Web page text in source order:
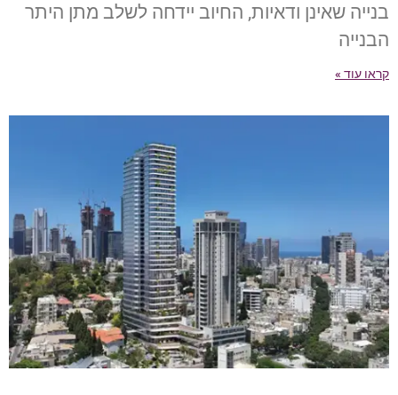
בנייה שאינן ודאיות, החיוב יידחה לשלב מתן היתר
הבנייה
קראו עוד »